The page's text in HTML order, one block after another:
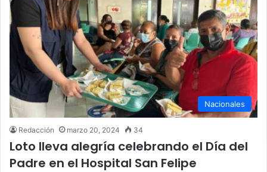
Nacionales
Redacción marzo 20, 2024 34
Loto lleva alegría celebrando el Día del
Padre en el Hospital San Felipe